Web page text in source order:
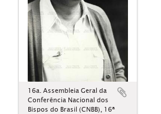
16a. Assembleia Geral da
Conferência Nacional dos
Bispos do Brasil (CNBB), 16ª